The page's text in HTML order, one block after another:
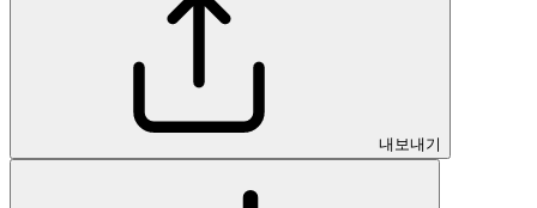
내보내기